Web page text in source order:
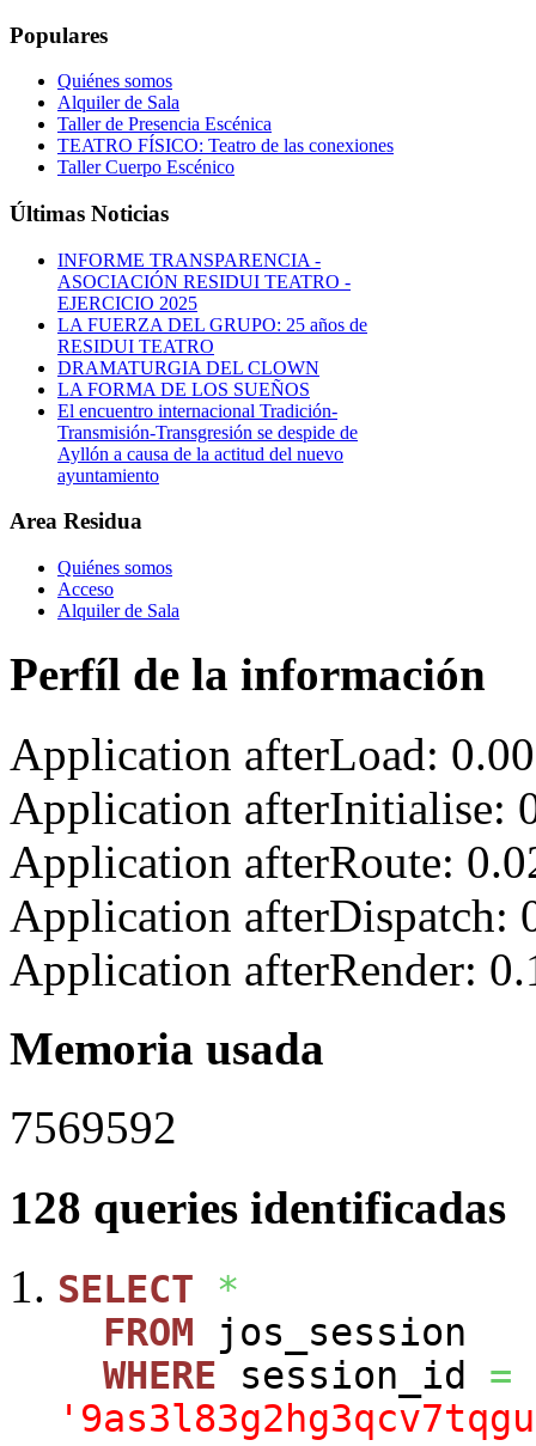
Populares
Quiénes somos
Alquiler de Sala
Taller de Presencia Escénica
TEATRO FÍSICO: Teatro de las conexiones
Taller Cuerpo Escénico
Últimas Noticias
INFORME TRANSPARENCIA -
ASOCIACIÓN RESIDUI TEATRO -
EJERCICIO 2025
LA FUERZA DEL GRUPO: 25 años de
RESIDUI TEATRO
DRAMATURGIA DEL CLOWN
LA FORMA DE LOS SUEÑOS
El encuentro internacional Tradición-
Transmisión-Transgresión se despide de
Ayllón a causa de la actitud del nuevo
ayuntamiento
Area Residua
Quiénes somos
Acceso
Alquiler de Sala
Perfíl de la información
Application afterLoad:
Application afterInitialise:
Application afterRoute:
Application afterDispatch:
Application afterRender:
Memoria usada
7569592
128 queries identificadas
SELECT
*
FROM jos_session
WHERE session_id =